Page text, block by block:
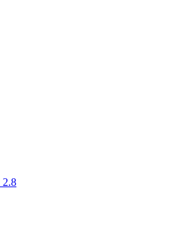
2.8